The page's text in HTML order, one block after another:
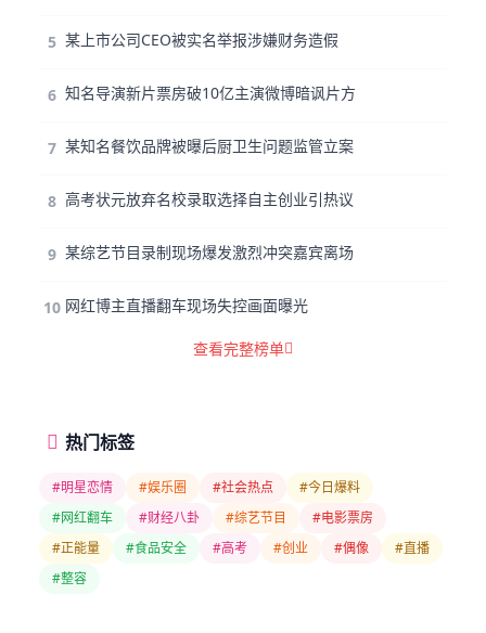
5 某上市公司CEO被实名举报涉嫌财务造假
6 知名导演新片票房破10亿主演微博暗讽片方
7 某知名餐饮品牌被曝后厨卫生问题监管立案
8 高考状元放弃名校录取选择自主创业引热议
9 某综艺节目录制现场爆发激烈冲突嘉宾离场
10 网红博主直播翻车现场失控画面曝光
查看完整榜单
热门标签
#明星恋情 #娱乐圈 #社会热点
#今日爆料
#网红翻车
#财经八卦 #综艺节目
#电影票房
#正能量
#食品安全 #高考 #创业 #偶像
#直播
#整容